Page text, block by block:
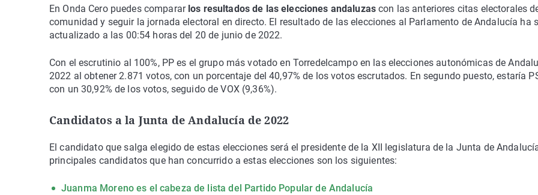
En Onda Cero puedes comparar los resultados de las elecciones andaluzascon las anteriores citas electorales
comunidad y seguir la jornada electoral en directo. El resultado de las elecciones al Parlamento de Andalucía ha
actualizado a las 00:54 horas del 20 de junio de 2022.
Con el escrutinio al 100%, PP es el grupo más votado en Torredelcampo en las elecciones autonómicas de
2022 al obtener 2.871 votos, con un porcentaje del 40,97% de los votos escrutados. En segundo puesto, estaría
con un 30,92% de los votos, seguido de VOX (9,36%).
Candidatos a la Junta de Andalucía de 2022
El candidato que salga elegido de estas elecciones será el presidente de la XII legislatura de la Junta de
principales candidatos que han concurrido a estas elecciones son los siguientes:
Juanma Moreno es el cabeza de lista del Partido Popular de Andalucía